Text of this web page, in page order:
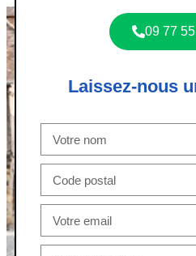
09 77
Laissez-nous